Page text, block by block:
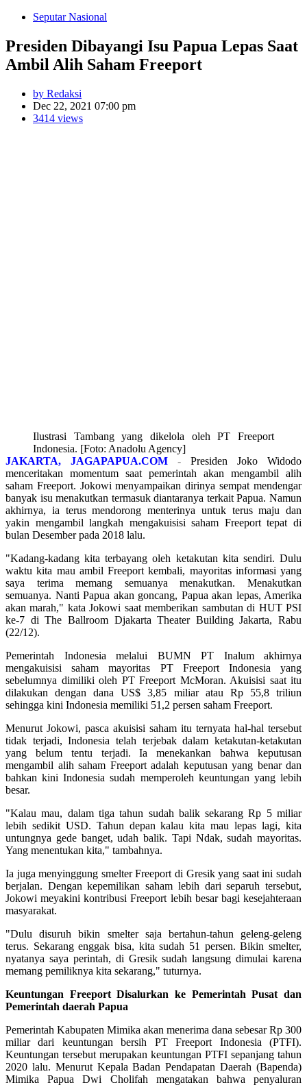
Seputar Nasional
Presiden Dibayangi Isu Papua Lepas Saat
Ambil Alih Saham Freeport
by Redaksi
Dec 22, 2021 07:00 pm
3414 views
Ilustrasi Tambang yang dikelola oleh PT Freeport
Indonesia. [Foto: Anadolu Agency]
JAKARTA, JAGAPAPUA.COM - Presiden Joko Widodo
menceritakan momentum saat pemerintah akan mengambil alih
saham Freeport. Jokowi menyampaikan dirinya sempat mendengar
banyak isu menakutkan termasuk diantaranya terkait Papua. Namun
akhirnya, ia terus mendorong menterinya untuk terus maju dan
yakin mengambil langkah mengakuisisi saham Freeport tepat di
bulan Desember pada 2018 lalu.
"Kadang-kadang kita terbayang oleh ketakutan kita sendiri. Dulu
waktu kita mau ambil Freeport kembali, mayoritas informasi yang
saya terima memang semuanya menakutkan. Menakutkan
semuanya. Nanti Papua akan goncang, Papua akan lepas, Amerika
akan marah," kata Jokowi saat memberikan sambutan di HUT PSI
ke-7 di The Ballroom Djakarta Theater Building Jakarta, Rabu
(22/12).
Pemerintah Indonesia melalui BUMN PT Inalum akhirnya
mengakuisisi saham mayoritas PT Freeport Indonesia yang
sebelumnya dimiliki oleh PT Freeport McMoran. Akuisisi saat itu
dilakukan dengan dana US$ 3,85 miliar atau Rp 55,8 triliun
sehingga kini Indonesia memiliki 51,2 persen saham Freeport.
Menurut Jokowi, pasca akuisisi saham itu ternyata hal-hal tersebut
tidak terjadi, Indonesia telah terjebak dalam ketakutan-ketakutan
yang belum tentu terjadi. Ia menekankan bahwa keputusan
mengambil alih saham Freeport adalah keputusan yang benar dan
bahkan kini Indonesia sudah memperoleh keuntungan yang lebih
besar.
"Kalau mau, dalam tiga tahun sudah balik sekarang Rp 5 miliar
lebih sedikit USD. Tahun depan kalau kita mau lepas lagi, kita
untungnya gede banget, udah balik. Tapi Ndak, sudah mayoritas.
Yang menentukan kita," tambahnya.
Ia juga menyinggung smelter Freeport di Gresik yang saat ini sudah
berjalan. Dengan kepemilikan saham lebih dari separuh tersebut,
Jokowi meyakini kontribusi Freeport lebih besar bagi kesejahteraan
masyarakat.
"Dulu disuruh bikin smelter saja bertahun-tahun geleng-geleng
terus. Sekarang enggak bisa, kita sudah 51 persen. Bikin smelter,
nyatanya saya perintah, di Gresik sudah langsung dimulai karena
memang pemiliknya kita sekarang," tuturnya.
Keuntungan Freeport Disalurkan ke Pemerintah Pusat dan
Pemerintah daerah Papua
Pemerintah Kabupaten Mimika akan menerima dana sebesar Rp 300
miliar dari keuntungan bersih PT Freeport Indonesia (PTFI).
Keuntungan tersebut merupakan keuntungan PTFI sepanjang tahun
2020 lalu. Menurut Kepala Badan Pendapatan Daerah (Bapenda)
Mimika Papua Dwi Cholifah mengatakan bahwa penyaluran